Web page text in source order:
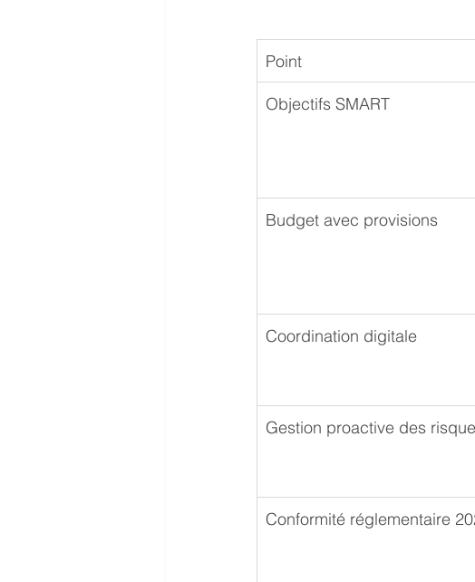
Point
Objectifs SMART
Budget avec provisions
Coordination digitale
Gestion proactive des
Conformité réglementaire